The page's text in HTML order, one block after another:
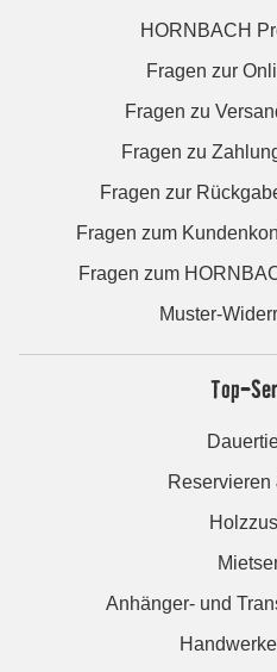
HORNBACH
Fragen zur
Fragen zu
Fragen zu
Fragen zur
Fragen zum
Fragen zum
Muster-
Top-
Reservieren
Anhänger- und